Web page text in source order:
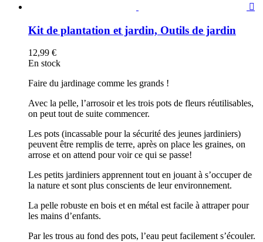

Kit de plantation et jardin, Outils de jardin
12,99 €
En stock
Faire du jardinage comme les grands !
Avec la pelle, l’arrosoir et les trois pots de fleurs réutilisables,
on peut tout de suite commencer.
Les pots (incassable pour la sécurité des jeunes jardiniers)
peuvent être remplis de terre, après on place les graines, on
arrose et on attend pour voir ce qui se passe!
Les petits jardiniers apprennent tout en jouant à s’occuper de
la nature et sont plus conscients de leur environnement.
La pelle robuste en bois et en métal est facile à attraper pour
les mains d’enfants.
Par les trous au fond des pots, l’eau peut facilement s’écouler.